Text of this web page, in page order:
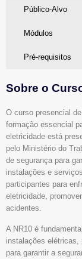
Público-Alvo
Módulos
Pré-requisitos
Sobre o
O curso presencial
formação essencial
eletricidade está
pelo Ministério do
de segurança para
instalações e
participantes para
eletricidade,
acidentes.
A NR10 é
instalações elétricas,
para garantir a